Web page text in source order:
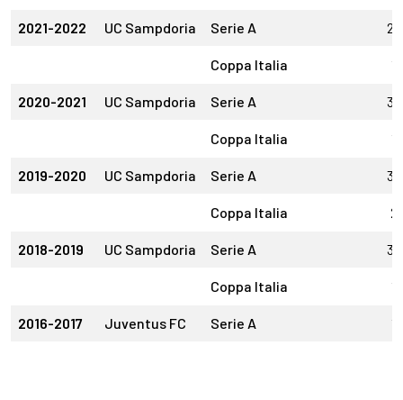
2021-2022 UC Sampdoria Serie A 29
Coppa Italia 1
2020-2021 UC Sampdoria Serie A 37
Coppa Italia 1
2019-2020 UC Sampdoria Serie A 36
Coppa Italia 2
2018-2019 UC Sampdoria Serie A 36
Coppa Italia 1
2016-2017 Juventus FC Serie A 1